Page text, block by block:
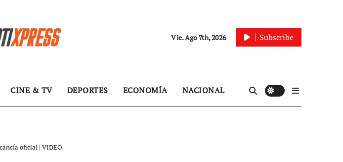
Vie. Ago 7th, 2026 Subscribe
CINE & TV DEPORTES ECONOMÍA NACIONAL
oficial | VIDEO